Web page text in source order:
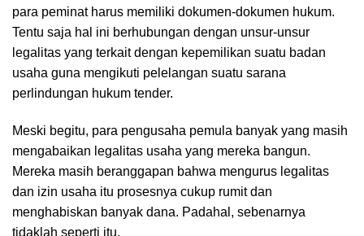
para peminat harus memiliki dokumen-dokumen hukum.
Tentu saja hal ini berhubungan dengan unsur-unsur
legalitas yang terkait dengan kepemilikan suatu badan
usaha guna mengikuti pelelangan suatu sarana
perlindungan hukum tender.
Meski begitu, para pengusaha pemula banyak yang masih
mengabaikan legalitas usaha yang mereka bangun.
Mereka masih beranggapan bahwa mengurus legalitas
dan izin usaha itu prosesnya cukup rumit dan
menghabiskan banyak dana. Padahal, sebenarnya
tidaklah seperti itu.